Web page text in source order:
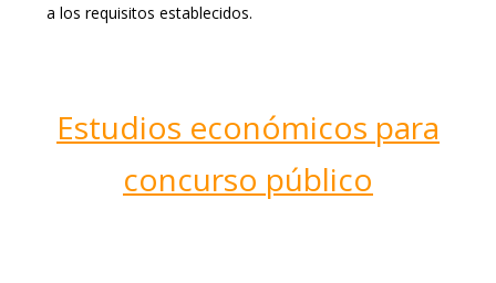
a los requisitos establecidos.
Estudios económicos para
concurso público